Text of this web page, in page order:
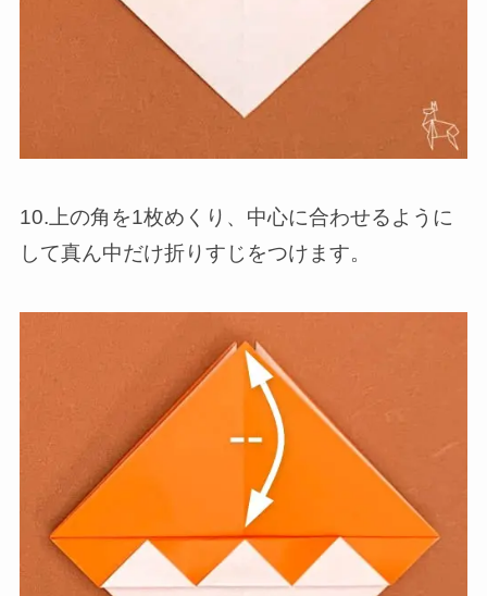
10.上の角を1枚めくり、中心に合わせるように
して真ん中だけ折りすじをつけます。